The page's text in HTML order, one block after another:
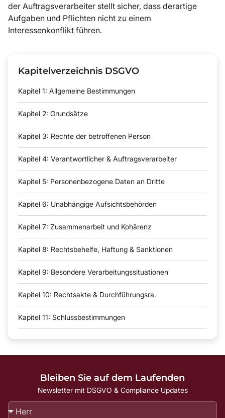
der Auftragsverarbeiter stellt sicher, dass derartige
Aufgaben und Pflichten nicht zu einem
Interessenkonflikt führen.
Kapitelverzeichnis DSGVO
Kapitel 1: Allgemeine Bestimmungen
Kapitel 2: Grundsätze
Kapitel 3: Rechte der betroffenen Person
Kapitel 4: Verantwortlicher & Auftragsverarbeiter
Kapitel 5: Personenbezogene Daten an Dritte
Kapitel 6: Unabhängige Aufsichtsbehörden
Kapitel 7: Zusammenarbeit und Kohärenz
Kapitel 8: Rechtsbehelfe, Haftung & Sanktionen
Kapitel 9: Besondere Verarbeitungssituationen
Kapitel 10: Rechtsakte & Durchführungsra.
Kapitel 11: Schlussbestimmungen
Bleiben Sie auf dem Laufenden
Newsletter mit DSGVO & Compliance Updates